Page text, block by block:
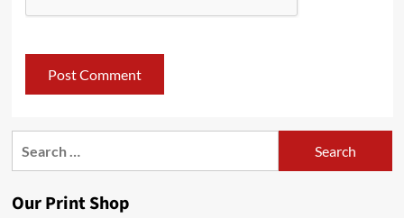
Our Print Shop